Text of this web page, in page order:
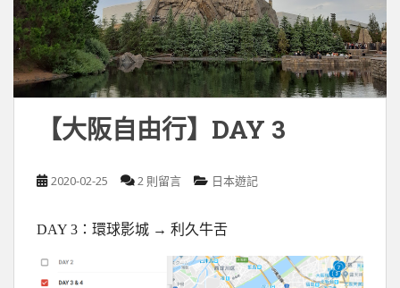
【大阪自由行】DAY 3
2020-02-25 2 則留言 日本遊記
DAY 3：環球影城 → 利久牛舌